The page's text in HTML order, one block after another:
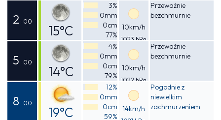
2 : 00
15°C
Odczuwalna
14°C
3%
0mm
0cm
77%
10km/h
1023 hPa
Przeważnie
bezchmurnie
5 : 00
14°C
Odczuwalna
14°C
4%
0mm
0cm
79%
10km/h
1022 hPa
Przeważnie
bezchmurnie
8 : 00
19°C
12%
0mm
0cm
59%
14km/h
Pogodnie z
niewielkim
zachmurzeniem